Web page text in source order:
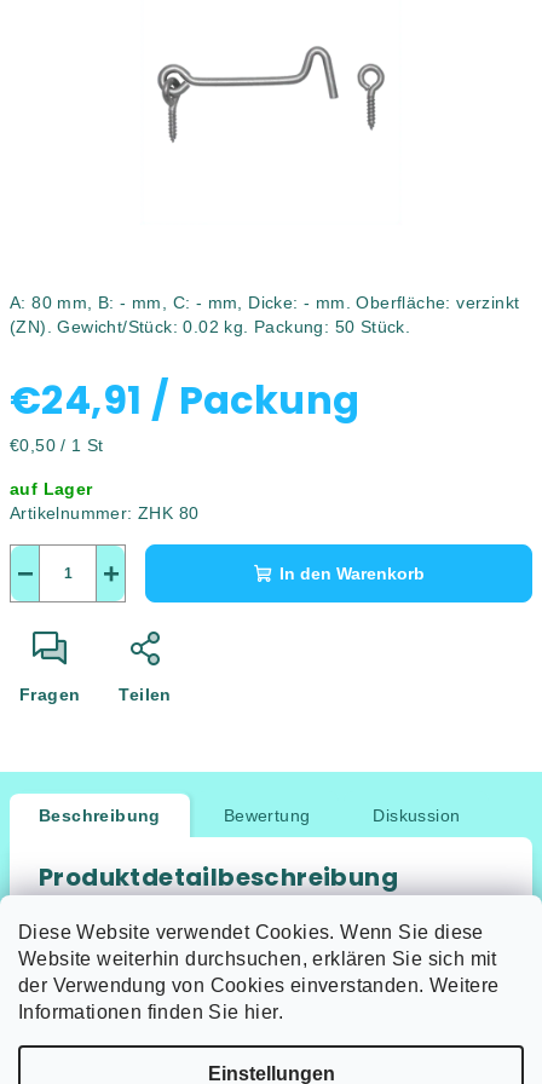
Diese Website verwendet Cookies. Wenn Sie diese
Website weiterhin durchsuchen, erklären Sie sich mit
der Verwendung von Cookies einverstanden. Weitere
Informationen finden Sie hier.
Einstellungen
A: 80 mm, B: - mm, C: - mm, Dicke: - mm. Oberfläche: verzinkt
(ZN). Gewicht/Stück: 0.02 kg. Packung: 50 Stück.
€24,91 / Packung
Verkaufspreis:
€0,50 / 1 St
auf Lager
Artikelnummer: ZHK 80
+
− In den Warenkorb
Fragen Teilen
Beschreibung Bewertung Diskussion
Produktdetailbeschreibung
Keine Produktbeschreibung verfügbar